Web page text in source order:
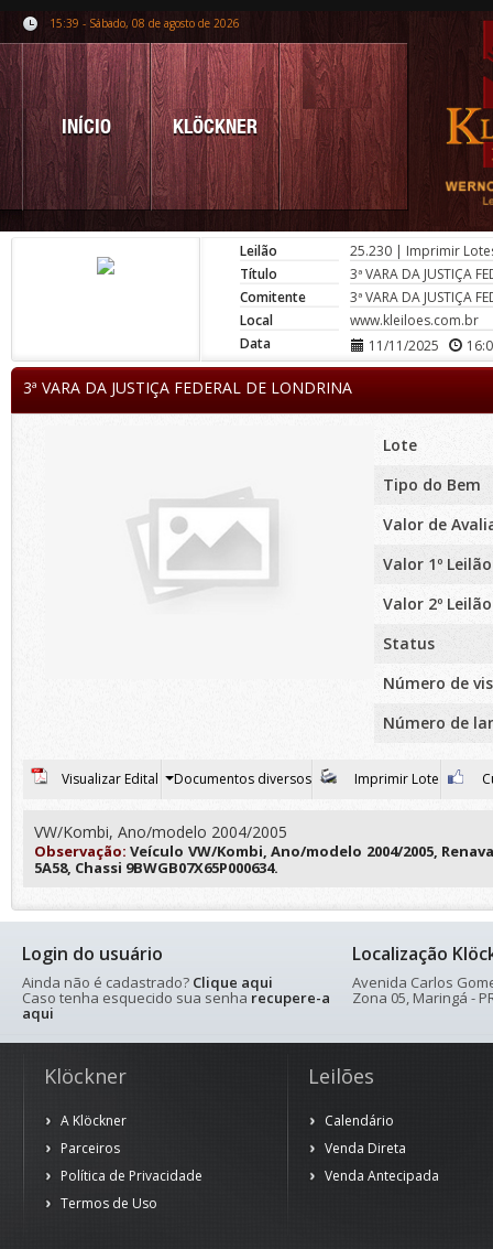
15:39 - Sábado, 08 de agosto de 2026
INÍCIO KLÖCKNER
Leilão 25.230 | Imprimir
Título
3ª VARA DA JUSTIÇA
Comitente
3ª VARA DA JUSTIÇA
Local
www.kleiloes.com.br
Data
11/11/2025
3ª VARA DA JUSTIÇA FEDERAL DE LONDRINA
Lote
Tipo do Bem
Valor de
Valor 1º Leilão
Valor 2º Leilão
Status
Número de
Número de
Visualizar Edital Documentos diversos Imprimir Lote
VW/Kombi, Ano/modelo 2004/2005
Observação: Veículo VW/Kombi, Ano/modelo 2004/2005,
5A58, Chassi 9BWGB07X65P000634.
Login do usuário
Ainda não é cadastrado? Clique aqui
Caso tenha esquecido sua senha recupere-a
aqui
Localização
Avenida Carlos
Zona 05, Maringá -
Klöckner
A Klöckner
Parceiros
Política de Privacidade
Termos de Uso
Leilões
Calendário
Venda Direta
Venda Antecipada